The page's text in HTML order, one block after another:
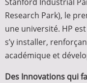
Research Park), le
une université. HP
s’y installer,
académique et
Des Innovations qui